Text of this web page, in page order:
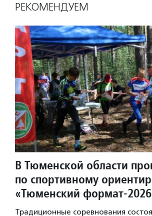
РЕКОМЕНДУЕМ
В Тюменской области
по спортивному
«Тюменский формат-
Традиционные соревнования